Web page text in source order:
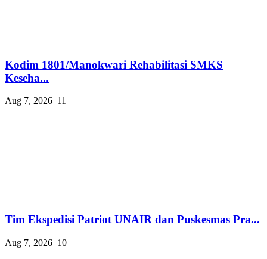
Kodim 1801/Manokwari Rehabilitasi SMKS
Keseha...
Aug 7, 2026 11
Tim Ekspedisi Patriot UNAIR dan Puskesmas Pra...
Aug 7, 2026 10